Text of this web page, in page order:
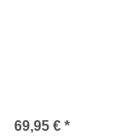
69,95 € *